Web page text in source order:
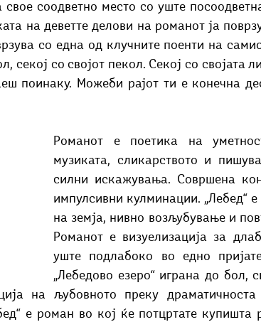
соодветно место со уште
на деветте делови на романот ја
со една од клучните поенти на
секој со својот пекол. Секој со својата
поинаку. Можеби рајот ти е конечна
Романот е поетика на
музиката, сликарството и
силни искажувања. Совршена
импулсивни кулминации. „Лебед“
на земја, нивно возљубување и
Романот е визуелизација за
уште подлабоко во едно
„Лебедово езеро“ играна до бол,
на љубовното преку
е роман во кој ќе потцртате купишта